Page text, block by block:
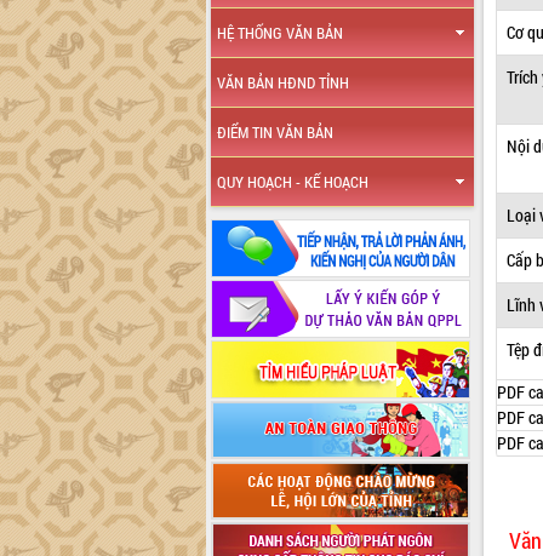
HỆ THỐNG VĂN BẢN
VĂN BẢN HĐND TỈNH
ĐIỂM TIN VĂN BẢN
QUY HOẠCH - KẾ HOẠCH
Cơ
Trích
Nội
Loại
Cấp
Lĩnh
Tệp
PDF
PDF
PDF